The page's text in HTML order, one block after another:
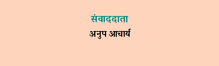
संवाददाता
अनुप आचार्य